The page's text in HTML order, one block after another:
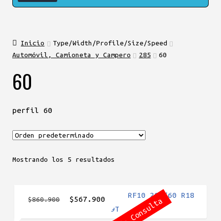
Inicio
Type/Width/Profile/Size/Speed
Automóvil, Camioneta y Campero
285 60
60
perfil 60
Mostrando los 5 resultados
$860.900
El$567.900
precio